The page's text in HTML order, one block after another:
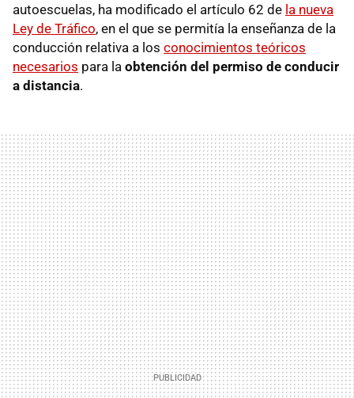
autoescuelas, ha modificado el artículo 62 de la nueva
Ley de Tráfico, en el que se permitía la enseñanza de la
conducción relativa a los conocimientos teóricos
necesarios para la obtención del permiso de conducir
a distancia.